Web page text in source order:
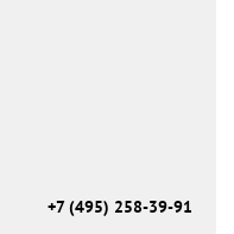
+7 (495) 258-39-91